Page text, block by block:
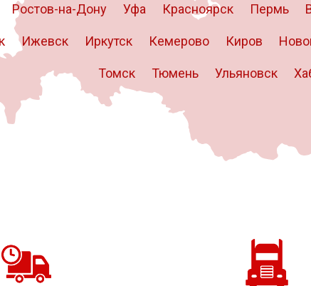
Ростов-на-Дону Уфа Красноярск Пермь
Ижевск Иркутск Кемерово Киров
Томск Тюмень Ульяновск